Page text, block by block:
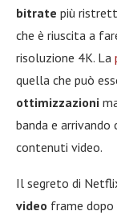
bitrate più
che è riuscita a
risoluzione 4K. La
quella che può
ottimizzazioni
banda e
contenuti video.
Il segreto di
video frame dopo